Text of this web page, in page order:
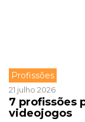
Profissões
21 julho 2026
7 profissões
videojogos